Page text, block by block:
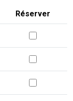
Réserver